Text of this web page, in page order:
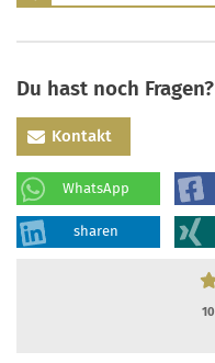
Du hast noch Fragen?
Kontakt
WhatsApp
sharen
10